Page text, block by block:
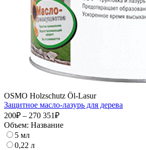
OSMO Holzschutz Öl-Lasur
Защитное масло-лазурь для дерева
200₽ – 270 351₽
Объем: Название
5 мл
0,22 л